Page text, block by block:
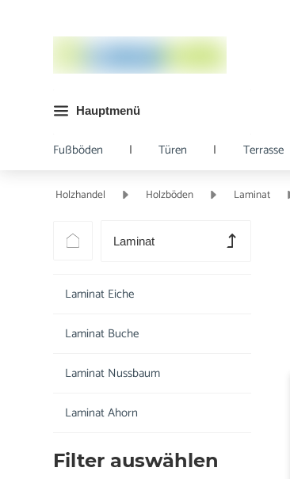
Hauptmenü
Fußböden | Türen | Terrasse
Holzhandel Holzböden Laminat
Laminat
Laminat Eiche
Laminat Buche
Laminat Nussbaum
Laminat Ahorn
Filter auswählen